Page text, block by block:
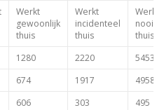
Werkt
gewoonlijk
thuis
Werkt
incidenteel
thuis
Werkt
nooit
thuis
1280 2220
5453
674 1917
4958
606 303 495